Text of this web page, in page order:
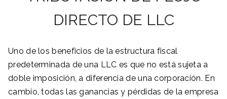
DIRECTO DE LLC
Uno de los beneficios de la estructura fiscal
predeterminada de una LLC es que no está sujeta a
doble imposición, a diferencia de una corporación. En
cambio, todas las ganancias y pérdidas de la empresa